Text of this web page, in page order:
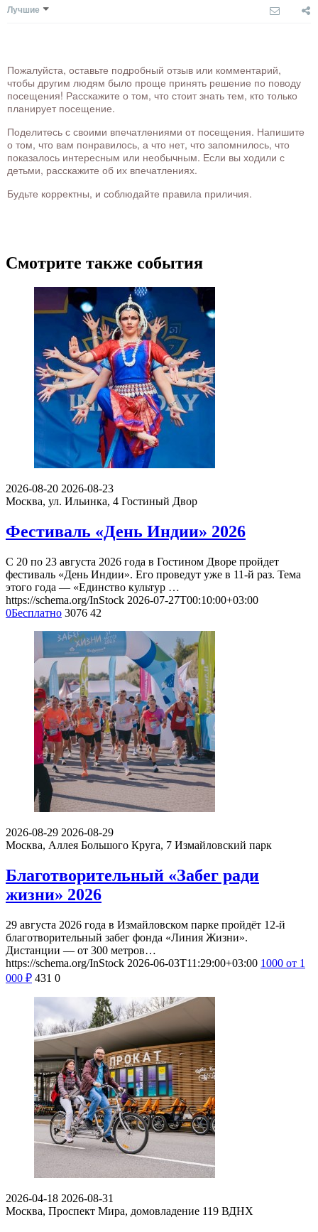
Лучшие
Пожалуйста, оставьте подробный отзыв или комментарий,
чтобы другим людям было проще принять решение по поводу
посещения! Расскажите о том, что стоит знать тем, кто только
планирует посещение.
Поделитесь с своими впечатлениями от посещения. Напишите
о том, что вам понравилось, а что нет, что запомнилось, что
показалось интересным или необычным. Если вы ходили с
детьми, расскажите об их впечатлениях.
Будьте корректны, и соблюдайте правила приличия.
Смотрите также события
2026-08-20 2026-08-23
Москва, ул. Ильинка, 4 Гостиный Двор
Фестиваль «День Индии» 2026
С 20 по 23 августа 2026 года в Гостином Дворе пройдет
фестиваль «День Индии». Его проведут уже в 11-й раз. Тема
этого года — «Единство культур …
https://schema.org/InStock 2026-07-27T00:10:00+03:00
0Бесплатно 3076 42
2026-08-29 2026-08-29
Москва, Аллея Большого Круга, 7 Измайловский парк
Благотворительный «Забег ради
жизни» 2026
29 августа 2026 года в Измайловском парке пройдёт 12-й
благотворительный забег фонда «Линия Жизни».
Дистанции — от 300 метров…
https://schema.org/InStock 2026-06-03T11:29:00+03:00 1000 от 1
000 ₽ 431 0
2026-04-18 2026-08-31
Москва, Проспект Мира, домовладение 119 ВДНХ